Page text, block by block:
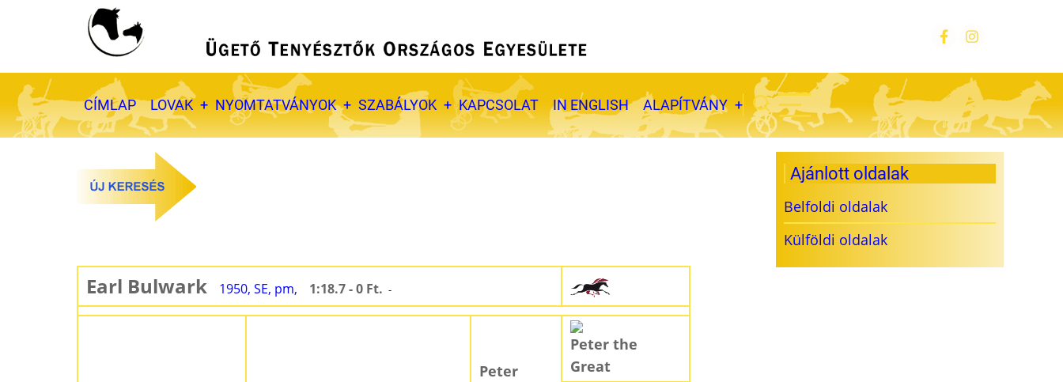
Fő
navigáció
CÍMLAP LOVAK NYOMTATVÁNYOK SZABÁLYOK KAPCSOLAT IN ENGLISH ALAPÍTVÁNY
Earl Bulwark 1950, SE, pm, 1:18.7 - 0 Ft. -
Peter
Peter the
Great
Ajánlott oldalak
Belfoldi oldalak
Külföldi oldalak